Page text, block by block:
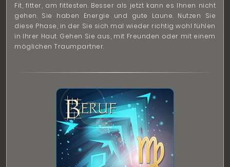
Fit, fitter, am fittesten. Besser als jetzt kann es Ihnen nicht
gehen. Sie haben Energie und gute Laune. Nutzen Sie
diese Phase, in der Sie sich mal wieder richtig wohl fühlen
in Ihrer Haut. Gehen Sie aus, mit Freunden oder mit einem
möglichen Traumpartner.